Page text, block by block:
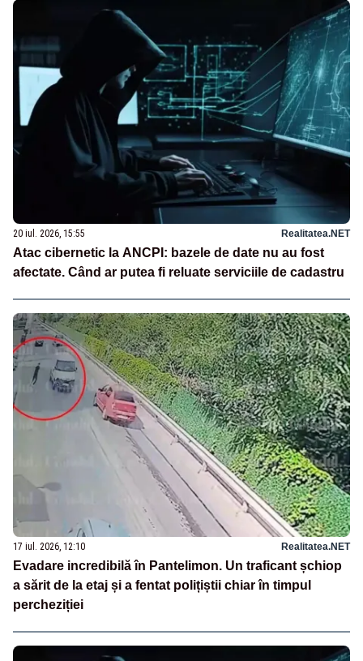
20 iul. 2026, 15:55 Realitatea.NET
Atac cibernetic la ANCPI: bazele de date nu au fost
afectate. Când ar putea fi reluate serviciile de cadastru
17 iul. 2026, 12:10 Realitatea.NET
Evadare incredibilă în Pantelimon. Un traficant șchiop
a sărit de la etaj și a fentat polițiștii chiar în timpul
percheziției